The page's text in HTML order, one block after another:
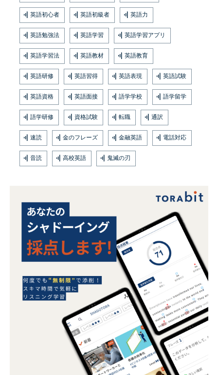
英語初心者 英語初級者 英語力
英語勉強法 英語学習 英語学習アプリ
英語学習法 英語教材 英語教育
英語研修 英語習得 英語表現 英語試験
英語資格 英語面接 語学学校 語学留学
語学研修 資格試験 転職 通訳
速読 金のフレーズ 金融英語 電話対応
音読 高校英語 鬼滅の刃